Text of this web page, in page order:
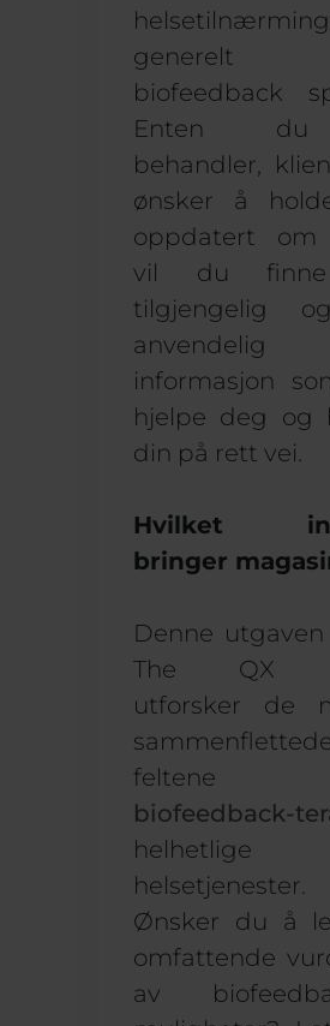
biofeedback
Enten
behandler,
ønsker å
oppdatert om
vil du
tilgjengelig
anvendelig
informasjon
hjelpe deg og
din på rett vei.
Hvilket
bringer
Denne
The QX
utforsker de
feltene
biofeedback-
helhetlige
helsetjenester.
Ønsker du å
omfattende
av